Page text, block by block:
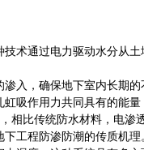
术通过电力驱动水分从
入，确保地下室内长期的
吸作用力共同具有的能量
比传统防水材料，电渗
工程防渗防潮的传质机理。